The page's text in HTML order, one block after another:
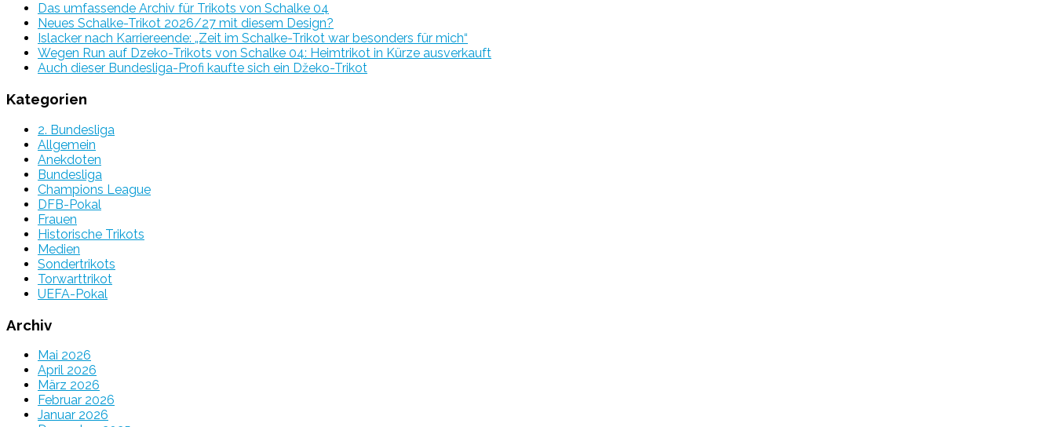
Das umfassende Archiv für Trikots von Schalke 04
Neues Schalke-Trikot 2026/27 mit diesem Design?
Islacker nach Karriereende: „Zeit im Schalke-Trikot war besonders für mich“
Wegen Run auf Dzeko-Trikots von Schalke 04: Heimtrikot in Kürze ausverkauft
Auch dieser Bundesliga-Profi kaufte sich ein Džeko-Trikot
Kategorien
2. Bundesliga
Allgemein
Anekdoten
Bundesliga
Champions League
DFB-Pokal
Frauen
Historische Trikots
Medien
Sondertrikots
Torwarttrikot
UEFA-Pokal
Archiv
Mai 2026
April 2026
März 2026
Februar 2026
Januar 2026